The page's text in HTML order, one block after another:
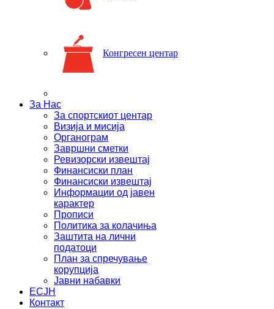
Конгресен центар
За Нас
За спортскиот центар
Визија и мисија
Органограм
Завршни сметки
Ревизорски извештај
Финансиски план
Финансиски извештај
Информации од јавен
карактер
Прописи
Политика за колачиња
Заштита на лични
податоци
План за спречување
корупција
Јавни набавки
ЕСЈН
Контакт